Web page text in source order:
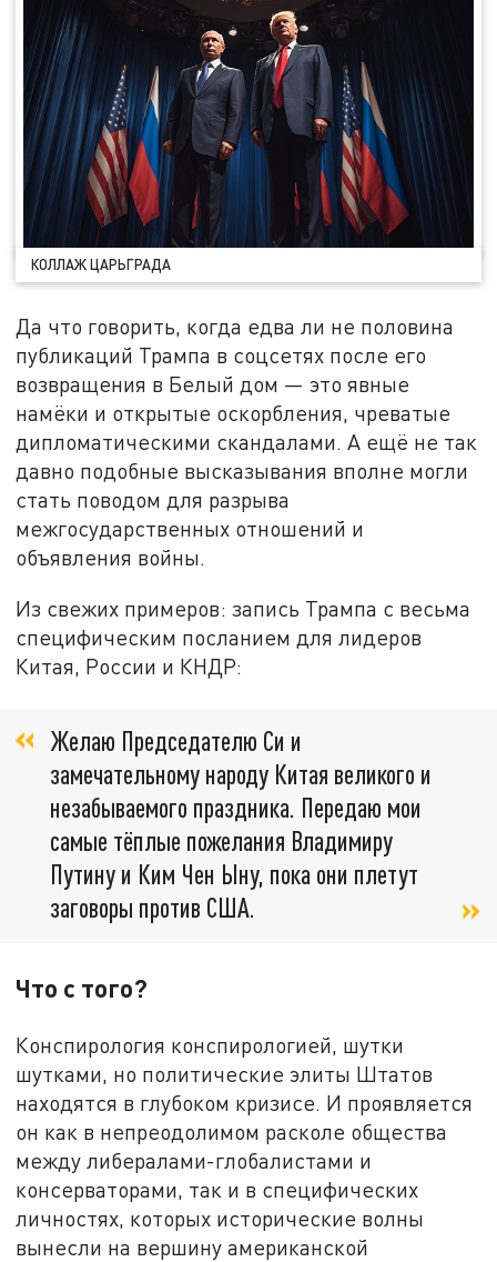
КОЛЛАЖ ЦАРЬГРАДА
Да что говорить, когда едва ли не половина
публикаций Трампа в соцсетях после его
возвращения в Белый дом — это явные
намёки и открытые оскорбления, чреватые
дипломатическими скандалами. А ещё не так
давно подобные высказывания вполне могли
стать поводом для разрыва
межгосударственных отношений и
объявления войны.
Из свежих примеров: запись Трампа с весьма
специфическим посланием для лидеров
Китая, России и КНДР:
Желаю Председателю Си и
замечательному народу Китая великого и
незабываемого праздника. Передаю мои
самые тёплые пожелания Владимиру
Путину и Ким Чен Ыну, пока они плетут
заговоры против США.
Что с того?
Конспирология конспирологией, шутки
шутками, но политические элиты Штатов
находятся в глубоком кризисе. И проявляется
он как в непреодолимом расколе общества
между либералами-глобалистами и
консерваторами, так и в специфических
личностях, которых исторические волны
вынесли на вершину американской